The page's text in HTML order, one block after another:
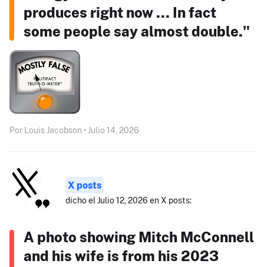
produces right now ... In fact
some people say almost double."
Por Louis Jacobson • Julio 14, 2026
X posts
dicho el Julio 12, 2026 en X posts:
A photo showing Mitch McConnell
and his wife is from his 2023